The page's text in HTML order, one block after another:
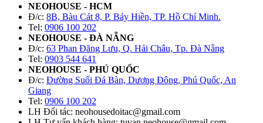
NEOHOUSE - HCM
Đ/c: 8B, Bàu Cát 8, P. Bảy Hiền, TP. Hồ Chí Minh.
Tel: 0906 100 202
NEOHOUSE - ĐÀ NẴNG
Đ/c: 63 Phan Đăng Lưu, Q. Hải Châu, Tp. Đà Nẵng
Tel: 0903 544 641
NEOHOUSE - PHÚ QUỐC
Đ/c: Đường Suối Đá Bàn, Dương Đông, Phú Quốc, An
Giang
Tel: 0906 100 202
LH Đối tác: neohousedoitac@gmail.com